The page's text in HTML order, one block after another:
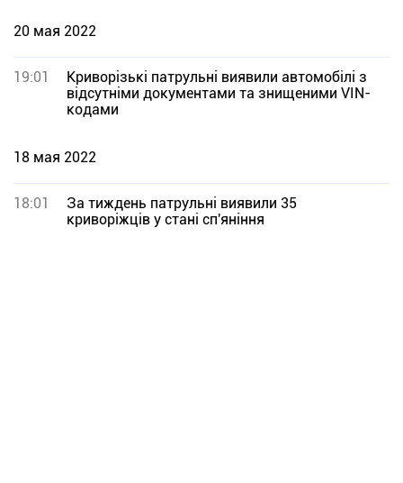
20 мая 2022
19:01
Криворізькі патрульні виявили автомобілі з
відсутніми документами та знищеними VIN-
кодами
18 мая 2022
18:01
За тиждень патрульні виявили 35
криворіжців у стані сп'яніння